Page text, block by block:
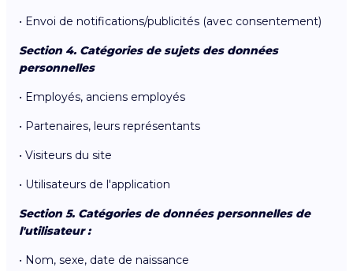
• Envoi de notifications/publicités (avec consentement)
Section 4. Catégories de sujets des données
personnelles
• Employés, anciens employés
• Partenaires, leurs représentants
• Visiteurs du site
• Utilisateurs de l'application
Section 5. Catégories de données personnelles de
l'utilisateur :
• Nom, sexe, date de naissance